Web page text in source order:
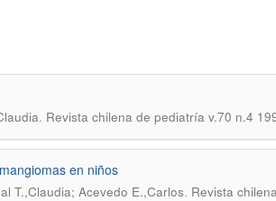
. Revista chilena de pediatría v.70 n.4
en niños
T.,Claudia; Acevedo E.,Carlos. Revista